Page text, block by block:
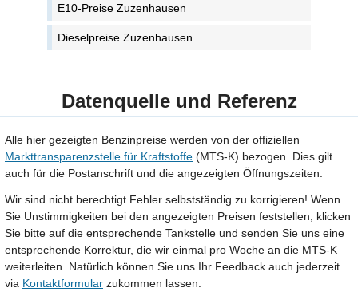
E10-Preise Zuzenhausen
Dieselpreise Zuzenhausen
Datenquelle und Referenz
Alle hier gezeigten Benzinpreise werden von der offiziellen
Markttransparenzstelle für Kraftstoffe (MTS-K) bezogen. Dies gilt
auch für die Postanschrift und die angezeigten Öffnungszeiten.
Wir sind nicht berechtigt Fehler selbstständig zu korrigieren! Wenn
Sie Unstimmigkeiten bei den angezeigten Preisen feststellen, klicken
Sie bitte auf die entsprechende Tankstelle und senden Sie uns eine
entsprechende Korrektur, die wir einmal pro Woche an die MTS-K
weiterleiten. Natürlich können Sie uns Ihr Feedback auch jederzeit
via Kontaktformular zukommen lassen.